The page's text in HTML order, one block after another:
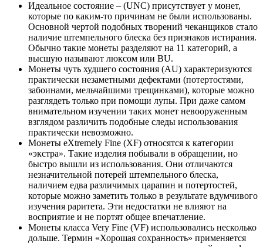
Идеальное состояние – (UNC) присутствует у монет,
которые по каким-то причинам не были использованы.
Основной чертой подобных творений чеканщиков стало
наличие штемпельного блеска без признаков истирания.
Обычно такие монеты разделяют на 11 категорий, а
высшую называют люксом или BU.
Монеты чуть худшего состояния (AU) характеризуются
практически незаметными дефектами (потертостями,
забоинами, мельчайшими трещинками), которые можно
разглядеть только при помощи лупы. При даже самом
внимательном изучении таких монет невооруженным
взглядом различить подобные следы использования
практически невозможно.
Монеты eXtremely Fine (XF) относятся к категории
«экстра». Такие изделия побывали в обращении, но
быстро вышли из использования. Они отличаются
незначительной потерей штемпельного блеска,
наличием едва различимых царапин и потертостей,
которые можно заметить только в результате вдумчивого
изучения раритета. Эти недостатки не влияют на
восприятие и не портят общее впечатление.
Монеты класса Very Fine (VF) использовались несколько
дольше. Термин «Хорошая сохранность» применяется